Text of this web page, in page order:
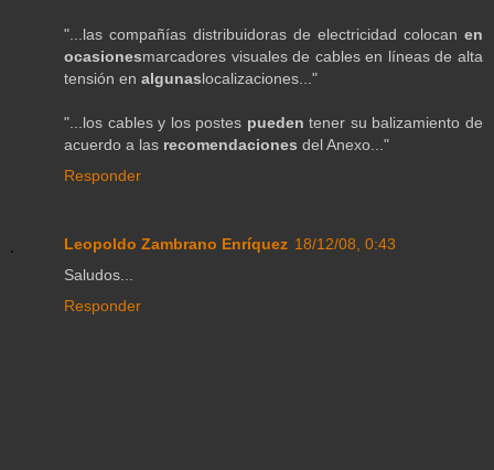
"...las compañías distribuidoras de electricidad colocan en
ocasionesmarcadores visuales de cables en líneas de alta
tensión en algunaslocalizaciones..."
"...los cables y los postes pueden tener su balizamiento de
acuerdo a las recomendaciones del Anexo..."
Responder
Leopoldo Zambrano Enríquez 18/12/08, 0:43
Saludos...
Responder